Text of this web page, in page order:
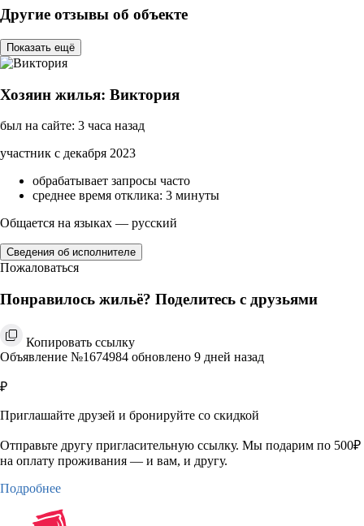
Другие отзывы об объекте
Показать ещё
Хозяин жилья: Виктория
был на сайте: 3 часа назад
участник с декабря 2023
обрабатывает запросы часто
среднее время отклика: 3 минуты
Общается на языках — русский
Сведения об исполнителе
Пожаловаться
Понравилось жильё? Поделитесь с друзьями
Копировать ссылку
Объявление №1674984 обновлено 9 дней назад
₽
Приглашайте друзей и бронируйте со скидкой
Отправьте другу пригласительную ссылку. Мы подарим по 500₽
на оплату проживания — и вам, и другу.
Подробнее